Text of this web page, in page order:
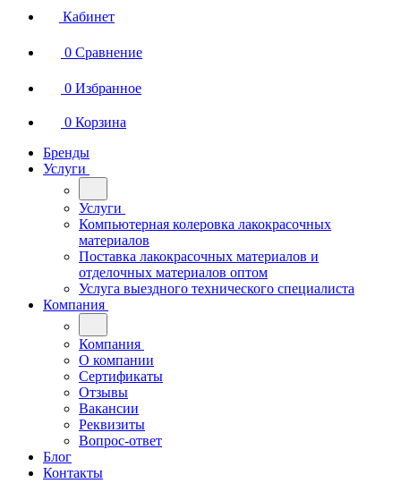
Кабинет
0 Сравнение
0 Избранное
0 Корзина
Бренды
Услуги
Услуги
Компьютерная колеровка лакокрасочных
материалов
Поставка лакокрасочных материалов и
отделочных материалов оптом
Услуга выездного технического специалиста
Компания
Компания
О компании
Сертификаты
Отзывы
Вакансии
Реквизиты
Вопрос-ответ
Блог
Контакты